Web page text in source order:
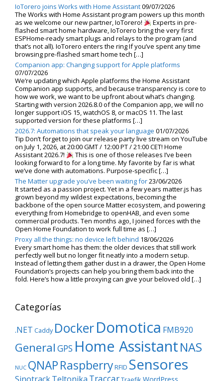
IoTorero joins Works with Home Assistant09/07/2026
The Works with Home Assistant program powers up this month
as we welcome our new partner, IoTorero!
Experts in pre-
flashed smart home hardware, IoTorero bring the very first
ESPHome-ready smart plugs and relays to the program (and
that’s not all). IoTorero enters the ring If you’ve spent any time
browsing pre-flashed smart home tech […]
Companion app: Changing support for Apple platforms
07/07/2026
We’re updating which Apple platforms the Home Assistant
Companion app supports, and because transparency is core to
how we work, we want to be upfront about what’s changing.
Starting with version 2026.8.0 of the Companion app, we will no
longer support iOS 15, watchOS 8, or macOS 11. The last
supported version for these platforms […]
2026.7: Automations that speak your language 01/07/2026
Tip Don’t forget to join our release party live stream on YouTube
on July 1, 2026, at 20:00 GMT / 12:00 PT / 21:00 CET! Home
Assistant 2026.7!
This is one of those releases I’ve been
looking forward to for a long time. My favorite by far is what
we’ve done with automations. Purpose-specific […]
The Matter upgrade you’ve been waiting for23/06/2026
It started as a passion project. Yet in a few years matter.js has
grown beyond my wildest expectations, becoming the
backbone of the open source Matter ecosystem, and powering
everything from Homebridge to openHAB, and even some
commercial products. Ten months ago, I joined forces with the
Open Home Foundation to work full time as […]
Proxy all the things: no device left behind 18/06/2026
Every smart home has them: the older devices that still work
perfectly well but no longer fit neatly into a modern setup.
Instead of letting them gather dust in a drawer, the Open Home
Foundation’s projects can help you bring them back into the
fold. Here’s how a little proxying can give your beloved old […]
Categorías
.NET Caddy DockerDomotica FMB920
General GPS Home AssistantNAS
NUC QNAPRaspberryRFID Sensores